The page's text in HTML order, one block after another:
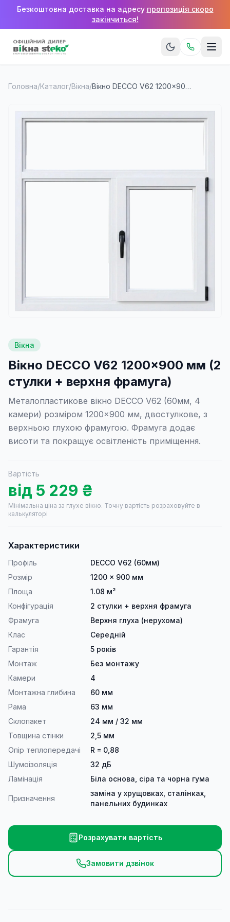
Безкоштовна доставка на адресу пропозиція скоро
закінчиться!
Головна/Каталог/Вікна/ Вікно DECCO V62 1200×900 мм (2 стулки + верхня фрамуга)
Вікна
Вікно DECCO V62 1200×900 мм (2
стулки + верхня фрамуга)
Металопластикове вікно DECCO V62 (60мм, 4
камери) розміром 1200×900 мм, двостулкове, з
верхньою глухою фрамугою. Фрамуга додає
висоти та покращує освітленість приміщення.
Вартість
від 5 229 ₴
Мінімальна ціна за глухе вікно. Точну вартість розраховуйте в
калькуляторі
Характеристики
Профіль
DECCO V62 (60мм)
Розмір
1200 × 900 мм
Площа
1.08 м²
Конфігурація
2 стулки + верхня фрамуга
Фрамуга
Верхня глуха (нерухома)
Клас
Середній
Гарантія
5 років
Монтаж
Без монтажу
Камери
4
Монтажна глибина
60 мм
Рама
63 мм
Склопакет
24 мм / 32 мм
Товщина стінки
2,5 мм
Опір теплопередачі
R = 0,88
Шумоізоляція
32 дБ
Ламінація
Біла основа, сіра та чорна гума
Призначення
заміна у хрущовках, сталінках,
панельних будинках
Розрахувати вартість
Замовити дзвінок